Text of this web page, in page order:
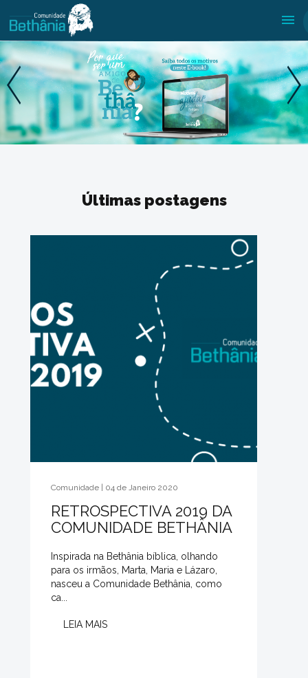
Últimas postagens
Comunidade | 04 de Janeiro 2020
RETROSPECTIVA 2019 DA
COMUNIDADE BETHÂNIA
Inspirada na Bethânia bíblica, olhando
para os irmãos, Marta, Maria e Lázaro,
nasceu a Comunidade Bethânia, como
ca...
LEIA MAIS